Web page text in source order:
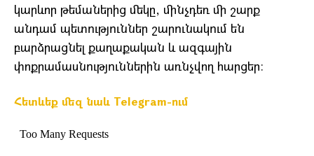
կարևոր թեմաներից մեկը, մինչդեռ մի շարք
անդամ պետություններ շարունակում են
բարձրացնել քաղաքական և ազգային
փոքրամասնություններին առնչվող հարցեր։
Հետևեք մեզ նաև Telegram-ում